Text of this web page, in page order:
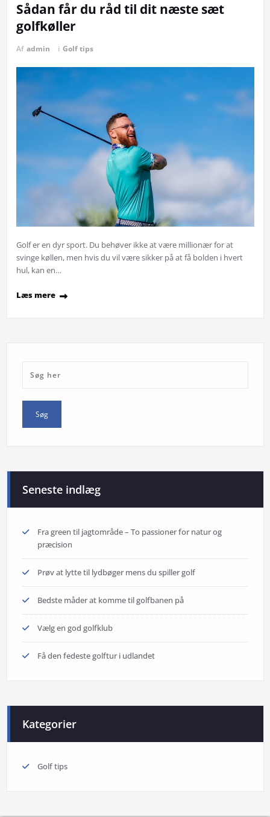
Sådan får du råd til dit næste sæt
golfkøller
Af admin i Golf tips
Golf er en dyr sport. Du behøver ikke at være millionær for at
svinge køllen, men hvis du vil være sikker på at få bolden i hvert
hul, kan en…
Læs mere
Seneste indlæg
Fra green til jagtområde – To passioner for natur og
præcision
Prøv at lytte til lydbøger mens du spiller golf
Bedste måder at komme til golfbanen på
Vælg en god golfklub
Få den fedeste golftur i udlandet
Kategorier
Golf tips